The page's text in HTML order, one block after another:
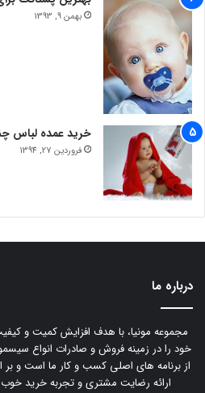
بهمن 9, 1393
خرید عمده لباس
فروردین 27, 1394
درباره ما
مجموعه مونیا، با هدف افزایش کمیت و
خود را در زمینه فروش و صادرات انواع
از برنامه های اصلی کسب و کار ما است و
ارائه رضایت مشتری و تجربه خرید